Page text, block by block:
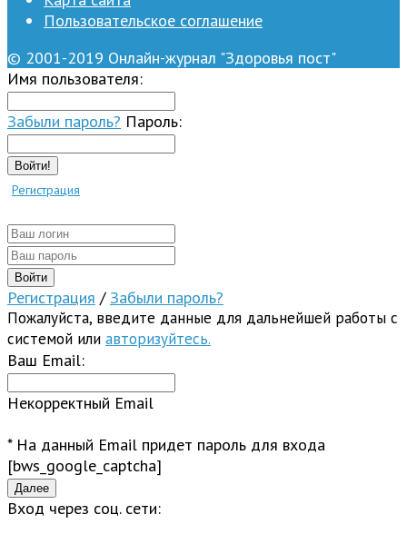
Пользовательское соглашение
© 2001-2019 Онлайн-журнал "Здоровья пост"
Имя пользователя:
Забыли пароль? Пароль:
Войти!
Регистрация
Регистрация / Забыли пароль?
Пожалуйста, введите данные для дальнейшей работы с
системой или авторизуйтесь.
Ваш Email:
Некорректный Email
* На данный Email придет пароль для входа
[bws_google_captcha]
Вход через соц. сети: